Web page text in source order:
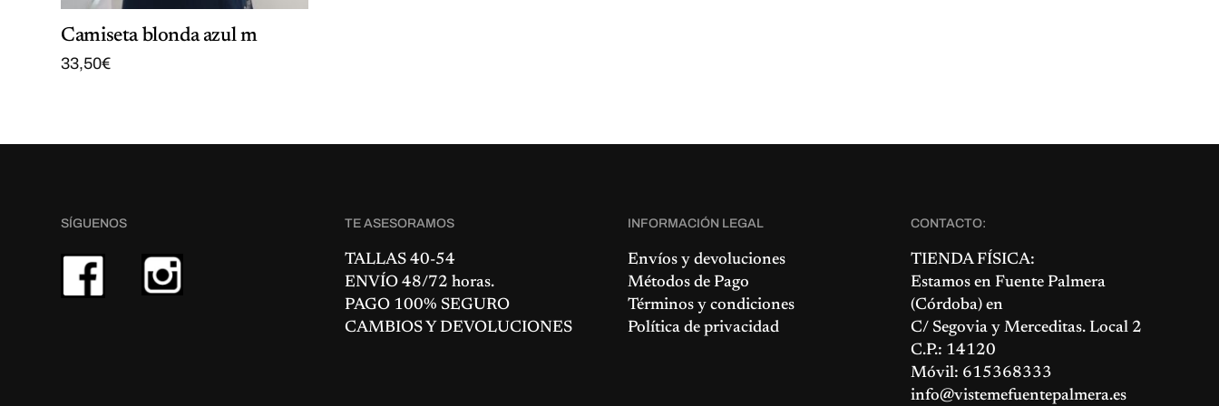
Camiseta blonda azul m
33,50€
SÍGUENOS TE ASESORAMOS
TALLAS 40-54
ENVÍO 48/72 horas.
PAGO 100% SEGURO
CAMBIOS Y DEVOLUCIONES
INFORMACIÓN LEGAL
Envíos y devoluciones
Métodos de Pago
Términos y condiciones
Política de privacidad
CONTACTO:
TIENDA FÍSICA:
Estamos en Fuente Palmera
(Córdoba) en
C/ Segovia y Merceditas. Local 2
C.P.: 14120
Móvil: 615368333
info@vistemefuentepalmera.es